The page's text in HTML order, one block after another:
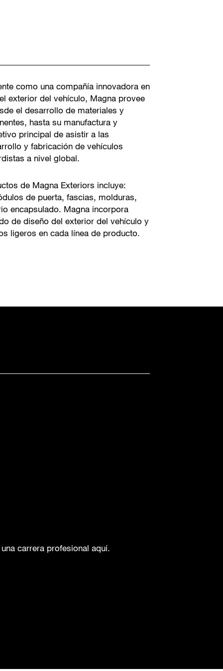
como una compañía innovadora en
exterior del vehículo, Magna provee
el desarrollo de materiales y
hasta su manufactura y
principal de asistir a las
y fabricación de vehículos
a nivel global.
de Magna Exteriors incluye:
de puerta, fascias, molduras,
encapsulado. Magna incorpora
de diseño del exterior del vehículo y
ligeros en cada línea de producto.
carrera profesional aquí.